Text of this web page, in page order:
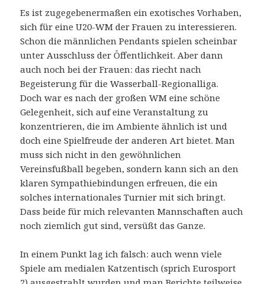
Es ist zugegebenermaßen ein exotisches Vorhaben,
sich für eine U20-WM der Frauen zu interessieren.
Schon die männlichen Pendants spielen scheinbar
unter Ausschluss der Öffentlichkeit. Aber dann
auch noch bei der Frauen: das riecht nach
Begeisterung für die Wasserball-Regionalliga.
Doch war es nach der großen WM eine schöne
Gelegenheit, sich auf eine Veranstaltung zu
konzentrieren, die im Ambiente ähnlich ist und
doch eine Spielfreude der anderen Art bietet. Man
muss sich nicht in den gewöhnlichen
Vereinsfußball begeben, sondern kann sich an den
klaren Sympathiebindungen erfreuen, die ein
solches internationales Turnier mit sich bringt.
Dass beide für mich relevanten Mannschaften auch
noch ziemlich gut sind, versüßt das Ganze.
In einem Punkt lag ich falsch: auch wenn viele
Spiele am medialen Katzentisch (sprich Eurosport